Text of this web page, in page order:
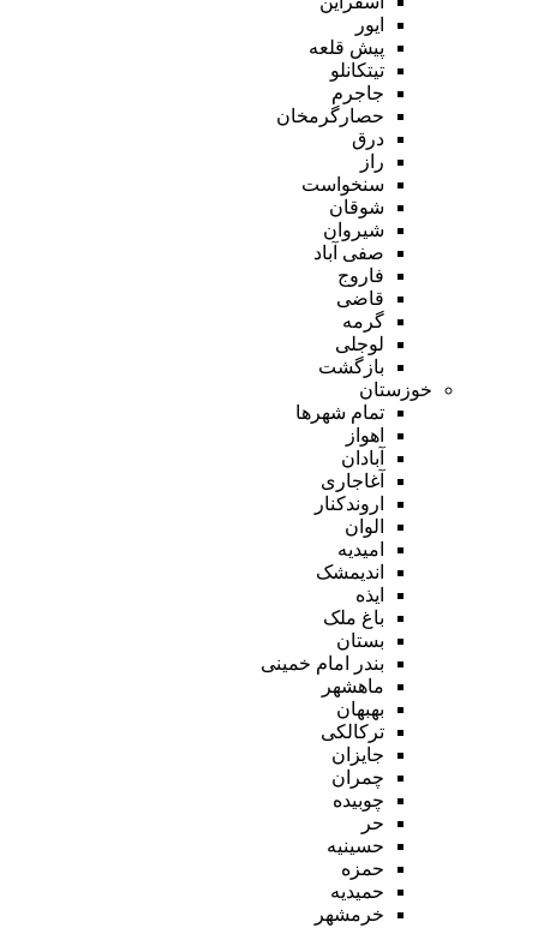
ایور
پیش قلعه
تیتکانلو
جاجرم
حصارگرمخان
درق
راز
سنخواست
شوقان
شیروان
صفی آباد
فاروج
قاضی
گرمه
لوجلی
بازگشت
خوزستان
تمام شهر‌ها
اهواز
آبادان
آغاجاری
اروندکنار
الوان
امیدیه
اندیمشک
ایذه
باغ ملک
بستان
بندر امام خمینی
ماهشهر
بهبهان
ترکالکی
جایزان
چمران
چوبیده
حر
حسینیه
حمزه
حمیدیه
خرمشهر